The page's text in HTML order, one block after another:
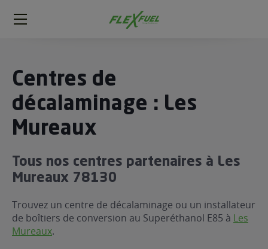
FlexFuel
Méga
le Décalaminage
du carburant avec
garagiste
Centres de
décalaminage : Les
Mureaux
Tous nos centres partenaires à Les
Mureaux 78130
Trouvez un centre de décalaminage ou un installateur
de boîtiers de conversion au Superéthanol E85 à Les
Mureaux.